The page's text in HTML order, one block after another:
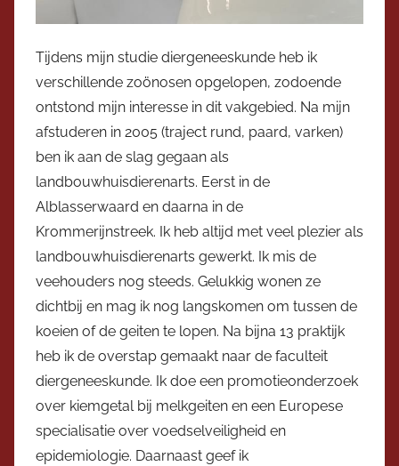
Tijdens mijn studie diergeneeskunde heb ik
verschillende zoönosen opgelopen, zodoende
ontstond mijn interesse in dit vakgebied. Na mijn
afstuderen in 2005 (traject rund, paard, varken)
ben ik aan de slag gegaan als
landbouwhuisdierenarts. Eerst in de
Alblasserwaard en daarna in de
Krommerijnstreek. Ik heb altijd met veel plezier als
landbouwhuisdierenarts gewerkt. Ik mis de
veehouders nog steeds. Gelukkig wonen ze
dichtbij en mag ik nog langskomen om tussen de
koeien of de geiten te lopen. Na bijna 13 praktijk
heb ik de overstap gemaakt naar de faculteit
diergeneeskunde. Ik doe een promotieonderzoek
over kiemgetal bij melkgeiten en een Europese
specialisatie over voedselveiligheid en
epidemiologie. Daarnaast geef ik